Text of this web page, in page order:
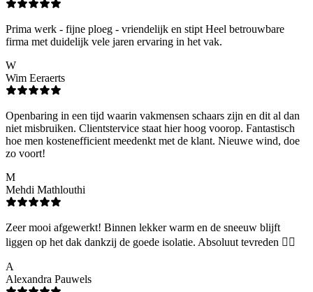
Prima werk - fijne ploeg - vriendelijk en stipt Heel betrouwbare
firma met duidelijk vele jaren ervaring in het vak.
W
Wim Eeraerts
Openbaring in een tijd waarin vakmensen schaars zijn en dit al dan
niet misbruiken. Clientstervice staat hier hoog voorop. Fantastisch
hoe men kostenefficient meedenkt met de klant. Nieuwe wind, doe
zo voort!
M
Mehdi Mathlouthi
Zeer mooi afgewerkt! Binnen lekker warm en de sneeuw blijft
liggen op het dak dankzij de goede isolatie. Absoluut tevreden 👌🏻
A
Alexandra Pauwels